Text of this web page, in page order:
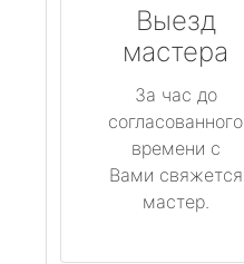
Выезд
мастера
За час до
согласованного
времени с
Вами свяжется
мастер.